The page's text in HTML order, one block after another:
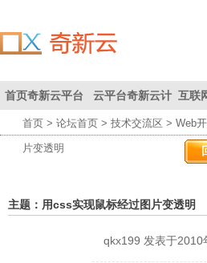
首页奇新云平台
首页
云平台奇新云计
算平台
互联
联系我们为您创
造价值
首页 > 论坛首页 > 技术交流区 > Web
片变透明
主题：用css实现鼠标经过图片变透明
qkx199 发表于2010